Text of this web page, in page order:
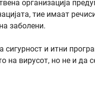
организација
тие имаат
заболени.
сигурност и итни
вирусот, но не и да